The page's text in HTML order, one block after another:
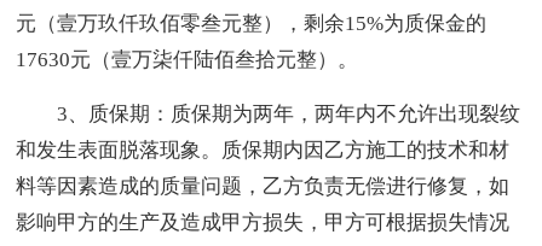
元（壹万玖仟玖佰零叁元整），剩余15%为质保金的
17630元（壹万柒仟陆佰叁拾元整）。
3、质保期：质保期为两年，两年内不允许出现裂纹
和发生表面脱落现象。质保期内因乙方施工的技术和材
料等因素造成的质量问题，乙方负责无偿进行修复，如
影响甲方的生产及造成甲方损失，甲方可根据损失情况